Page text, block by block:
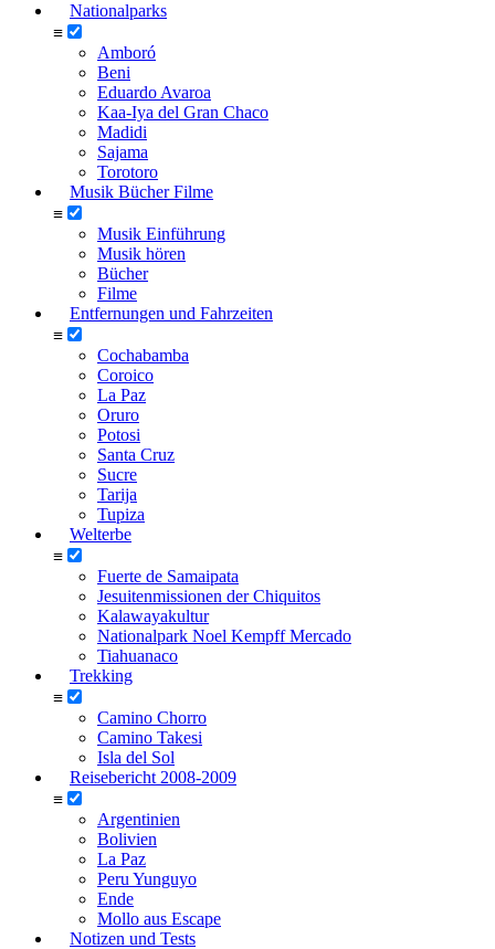
Nationalparks
≡
Amboró
Beni
Eduardo Avaroa
Kaa-Iya del Gran Chaco
Madidi
Sajama
Torotoro
Musik Bücher Filme
≡
Musik Einführung
Musik hören
Bücher
Filme
Entfernungen und Fahrzeiten
≡
Cochabamba
Coroico
La Paz
Oruro
Potosi
Santa Cruz
Sucre
Tarija
Tupiza
Welterbe
≡
Fuerte de Samaipata
Jesuitenmissionen der Chiquitos
Kalawayakultur
Nationalpark Noel Kempff Mercado
Tiahuanaco
Trekking
≡
Camino Chorro
Camino Takesi
Isla del Sol
Reisebericht 2008-2009
≡
Argentinien
Bolivien
La Paz
Peru Yunguyo
Ende
Mollo aus Escape
Notizen und Tests